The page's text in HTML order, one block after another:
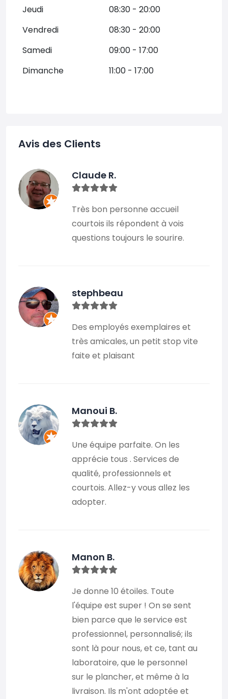
Jeudi
08:30 - 20:00
Vendredi
08:30 - 20:00
Samedi
09:00 - 17:00
Dimanche
11:00 - 17:00
Avis des Clients
Claude R.
Très bon personne accueil
courtois ils répondent à vois
questions toujours le sourire.
stephbeau
Des employés exemplaires et
très amicales, un petit stop vite
faite et plaisant
Manoui B.
Une équipe parfaite. On les
apprécie tous . Services de
qualité, professionnels et
courtois. Allez-y vous allez les
adopter.
Manon B.
Je donne 10 étoiles. Toute
l'équipe est super ! On se sent
bien parce que le service est
professionnel, personnalisé; ils
sont là pour nous, et ce, tant au
laboratoire, que le personnel
sur le plancher, et même à la
livraison. Ils m'ont adoptée et